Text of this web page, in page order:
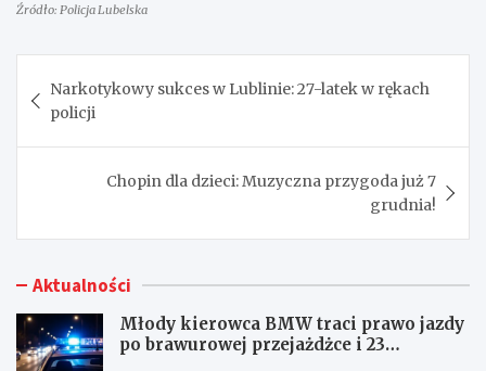
Źródło: Policja Lubelska
wpisu
Narkotykowy sukces w Lublinie: 27-latek w rękach
policji
Chopin dla dzieci: Muzyczna przygoda już 7
grudnia!
Aktualności
Młody kierowca BMW traci prawo jazdy
po brawurowej przejażdżce i 23